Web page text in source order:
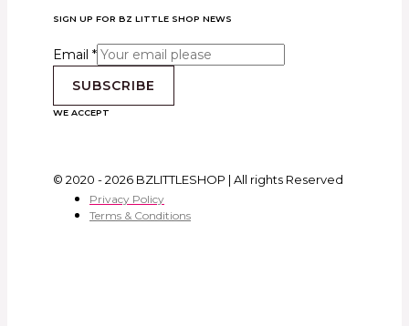
SIGN UP FOR BZ LITTLE SHOP NEWS
Email *
SUBSCRIBE
WE ACCEPT
© 2020 - 2026 BZLITTLESHOP | All rights Reserved
Privacy Policy
Terms & Conditions